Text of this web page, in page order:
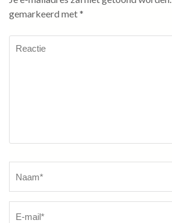
gemarkeerd met*